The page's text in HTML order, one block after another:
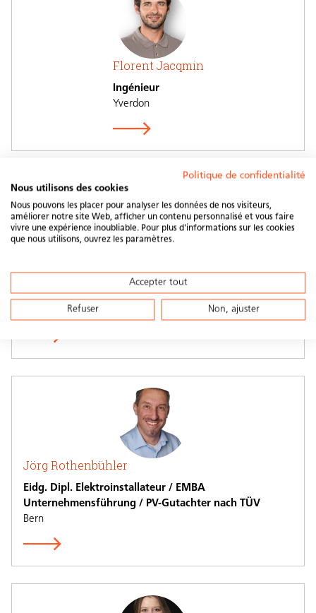
Florent Jacqmin
Ingénieur
Yverdon
Dipl. Ing. ETH, NDS Betriebswissenschaften, Solarteur,
Thermograf, Art. 14 NIV
Bachenbülach
Jörg Rothenbühler
Eidg. Dipl. Elektroinstallateur / EMBA
Unternehmensführung / PV-Gutachter nach TÜV
Bern
Politique de confidentialité
Nous utilisons des cookies
Nous pouvons les placer pour analyser les données de nos visiteurs,
améliorer notre site Web, afficher un contenu personnalisé et vous faire
vivre une expérience inoubliable. Pour plus d'informations sur les cookies
que nous utilisons, ouvrez les paramètres.
Accepter tout
Refuser Non, ajuster